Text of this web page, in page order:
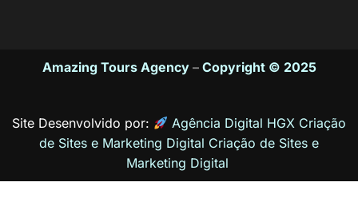
Amazing Tours Agency– Copyright © 2025
Site Desenvolvido por:
Agência Digital HGX Criação
de Sites e Marketing Digital Criação de Sites e
Marketing Digital